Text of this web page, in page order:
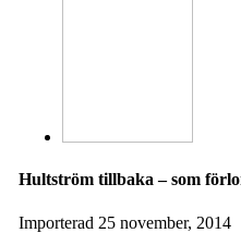
Hultström tillbaka – som
Importerad 25 november, 2014